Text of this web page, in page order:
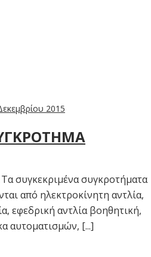
2015
συγκεκριμένα συγκροτήματα
από ηλεκτροκίνητη αντλία,
εφεδρική αντλία βοηθητική,
αυτοματισμών, [...]